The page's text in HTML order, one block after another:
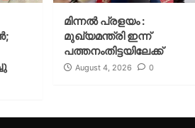
മിന്നല്‍ പ്രളയം :
മുഖ്യമന്ത്രി ഇന്ന്
പത്തനംതിട്ടയിലേക്ക്
August 4, 2026 0